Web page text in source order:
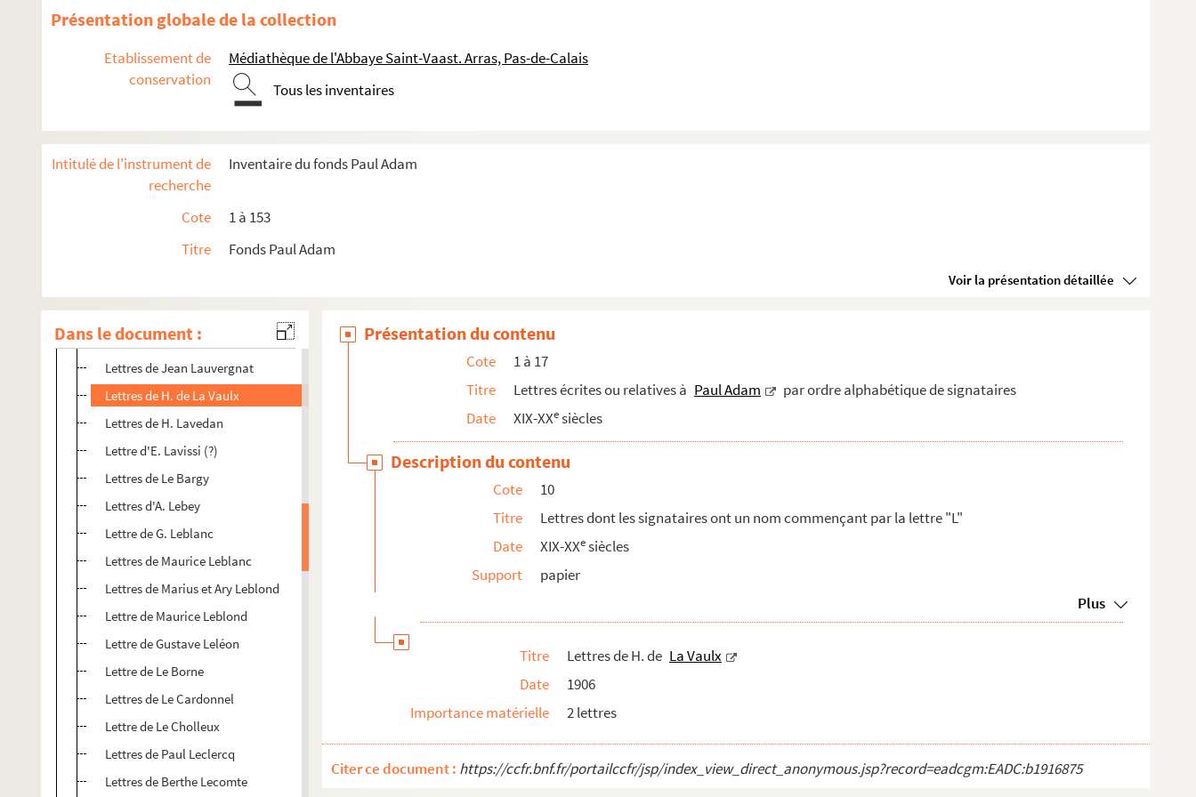
Présentation globale de la collection
Etablissement de
conservation
Médiathèque de l'Abbaye Saint-Vaast. Arras, Pas-de-Calais
Tous les inventaires
Intitulé de l'instrument de
recherche
Inventaire du fonds Paul Adam
Cote
1 à 153
Titre
Fonds Paul Adam
Voir la présentation détaillée
Dans le document :
Lettres de H. Lapauze
Lettre de P. Laroche
Lettres de Gabriel de La Rochefoucauld
Lettre de L. Laroze
Lettres de M. Larrouy
Lettres de Laudet
Lettre d'Eugène Lautier
Lettres de Gabriel de Lautrec
Lettres de Jean Lauvergnat
Lettres de H. de La Vaulx
Lettres de H. Lavedan
Lettre d'E. Lavissi (?)
Lettres de Le Bargy
Lettres d'A. Lebey
Lettre de G. Leblanc
Lettres de Maurice Leblanc
Lettres de Marius et Ary Leblond
Lettre de Maurice Leblond
Lettre de Gustave Leléon
Lettre de Le Borne
Lettres de Le Cardonnel
Lettre de Le Cholleux
Lettres de Paul Leclercq
Lettres de Berthe Lecomte
Présentation du contenu
Cote
1 à 17
Titre
Lettres écrites ou relatives à Paul Adam
par ordre alphabétique de signataires
Date
XIX-XXesiècles
Description du contenu
Cote
10
Titre
Lettres dont les signataires ont un nom commençant par la lettre "L"
Date
XIX-XXesiècles
Support
papier
Plus
Titre Lettres de H. de La Vaulx
Date
1906
Importance matérielle
2 lettres
Citer ce document : https://ccfr.bnf.fr/portailccfr/jsp/index_view_direct_anonymous.jsp?record=eadcgm:EADC:b1916875